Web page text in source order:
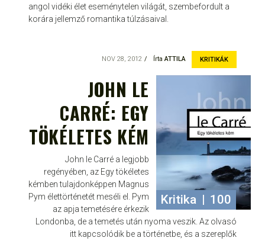
angol vidéki élet eseménytelen világát, szembefordult a
korára jellemző romantika túlzásaival.
KRITIKÁK
ÍrtaATTILA
NOV 28, 2012
Kritika | 100
JOHN LE
CARRÉ: EGY
TÖKÉLETES KÉM
John le Carré a legjobb
regényében, az Egy tökéletes
kémben tulajdonképpen Magnus
Pym élettörténetét meséli el. Pym
az apja temetésére érkezik
Londonba, de a temetés után nyoma veszik. Az olvasó
itt kapcsolódik be a történetbe, és a szereplők